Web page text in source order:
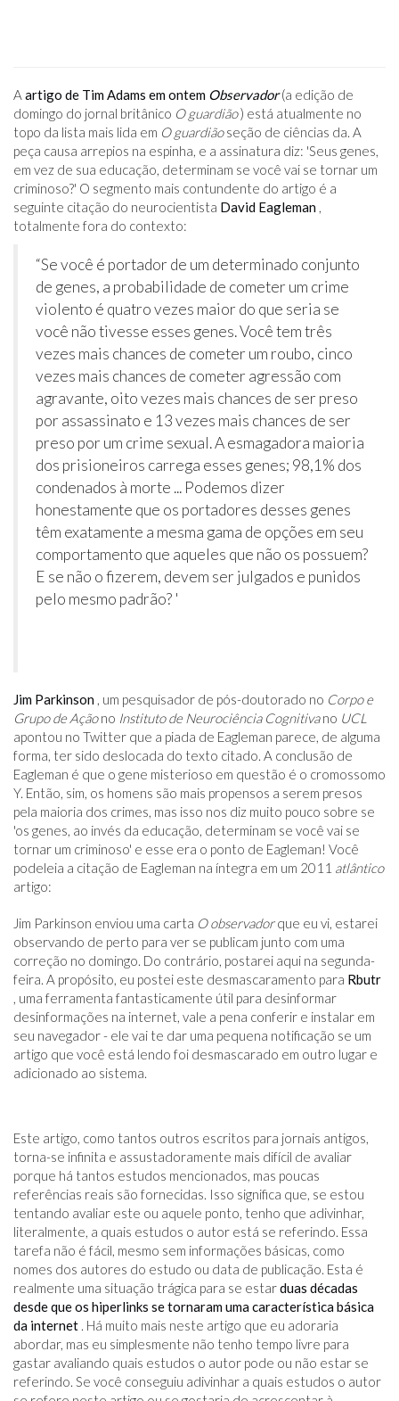
A artigo de Tim Adams em ontem Observador (a edição de
domingo do jornal britânico O guardião) está atualmente no
topo da lista mais lida em O guardiãoseção de ciências da. A
peça causa arrepios na espinha, e a assinatura diz: 'Seus genes,
em vez de sua educação, determinam se você vai se tornar um
criminoso?' O segmento mais contundente do artigo é a
seguinte citação do neurocientista David Eagleman ,
totalmente fora do contexto:
“Se você é portador de um determinado conjunto
de genes, a probabilidade de cometer um crime
violento é quatro vezes maior do que seria se
você não tivesse esses genes. Você tem três
vezes mais chances de cometer um roubo, cinco
vezes mais chances de cometer agressão com
agravante, oito vezes mais chances de ser preso
por assassinato e 13 vezes mais chances de ser
preso por um crime sexual. A esmagadora maioria
dos prisioneiros carrega esses genes; 98,1% dos
condenados à morte ... Podemos dizer
honestamente que os portadores desses genes
têm exatamente a mesma gama de opções em seu
comportamento que aqueles que não os possuem?
E se não o fizerem, devem ser julgados e punidos
pelo mesmo padrão? '
Jim Parkinson , um pesquisador de pós-doutorado no Corpo e
Grupo de Açãono Instituto de Neurociência Cognitivano UCL
apontou no Twitter que a piada de Eagleman parece, de alguma
forma, ter sido deslocada do texto citado. A conclusão de
Eagleman é que o gene misterioso em questão é o cromossomo
Y. Então, sim, os homens são mais propensos a serem presos
pela maioria dos crimes, mas isso nos diz muito pouco sobre se
'os genes, ao invés da educação, determinam se você vai se
tornar um criminoso' e esse era o ponto de Eagleman! Você
podeleia a citação de Eagleman na íntegra em um 2011 atlântico
artigo:
Jim Parkinson enviou uma carta O observadorque eu vi, estarei
observando de perto para ver se publicam junto com uma
correção no domingo. Do contrário, postarei aqui na segunda-
feira. A propósito, eu postei este desmascaramento para Rbutr
, uma ferramenta fantasticamente útil para desinformar
desinformações na internet, vale a pena conferir e instalar em
seu navegador - ele vai te dar uma pequena notificação se um
artigo que você está lendo foi desmascarado em outro lugar e
adicionado ao sistema.
Este artigo, como tantos outros escritos para jornais antigos,
torna-se infinita e assustadoramente mais difícil de avaliar
porque há tantos estudos mencionados, mas poucas
referências reais são fornecidas. Isso significa que, se estou
tentando avaliar este ou aquele ponto, tenho que adivinhar,
literalmente, a quais estudos o autor está se referindo. Essa
tarefa não é fácil, mesmo sem informações básicas, como
nomes dos autores do estudo ou data de publicação. Esta é
realmente uma situação trágica para se estarduas décadas
desde que os hiperlinks se tornaram uma característica básica
da internet . Há muito mais neste artigo que eu adoraria
abordar, mas eu simplesmente não tenho tempo livre para
gastar avaliando quais estudos o autor pode ou não estar se
referindo. Se você conseguiu adivinhar a quais estudos o autor